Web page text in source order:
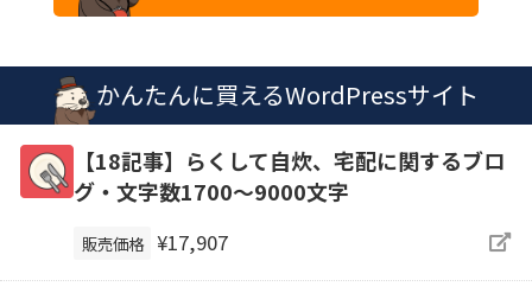
かんたんに買えるWordPressサイト
【18記事】らくして自炊、宅配に関するブロ
グ・文字数1700～9000文字
販売価格 ¥17,907